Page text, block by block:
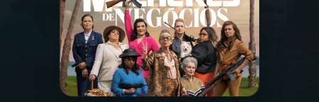
PROGRAMAS
PODCASTS